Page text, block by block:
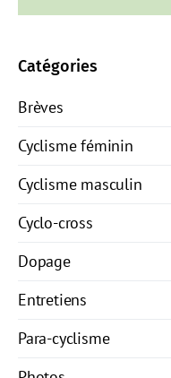
Catégories
Brèves
Cyclisme féminin
Cyclisme masculin
Cyclo-cross
Dopage
Entretiens
Para-cyclisme